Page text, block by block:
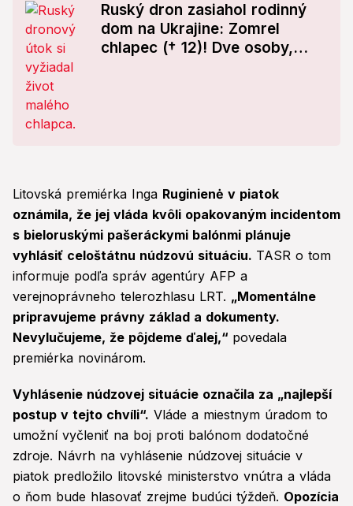
Ruský dron zasiahol rodinný
dom na Ukrajine: Zomrel
chlapec († 12)! Dve osoby,
Litovská premiérka Inga Ruginienė v piatok
oznámila, že jej vláda kvôli opakovaným incidentom
s bieloruskými pašeráckymi balónmi plánuje
vyhlásiť celoštátnu núdzovú situáciu. TASR o tom
informuje podľa správ agentúry AFP a
verejnoprávneho telerozhlasu LRT. „Momentálne
pripravujeme právny základ a dokumenty.
Nevylučujeme, že pôjdeme ďalej,“ povedala
premiérka novinárom.
Vyhlásenie núdzovej situácie označila za „najlepší
postup v tejto chvíli“. Vláde a miestnym úradom to
umožní vyčleniť na boj proti balónom dodatočné
zdroje. Návrh na vyhlásenie núdzovej situácie v
piatok predložilo litovské ministerstvo vnútra a vláda
o ňom bude hlasovať zrejme budúci týždeň. Opozícia